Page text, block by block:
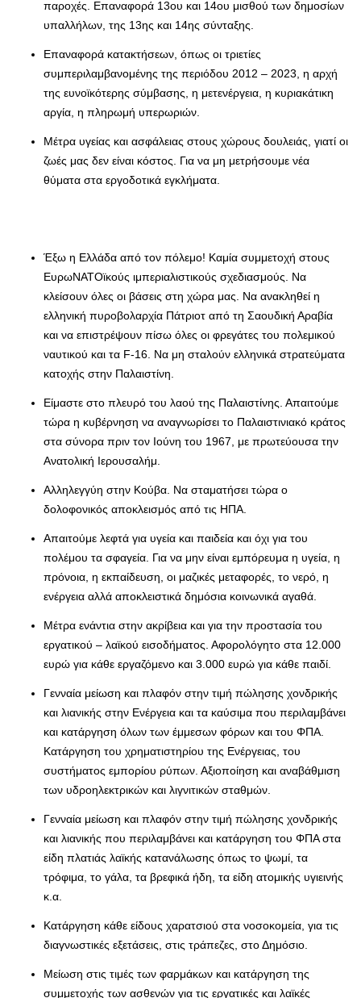
παροχές. Επαναφορά 13ου και 14ου μισθού των δημοσίων
υπαλλήλων, της 13ης και 14ης σύνταξης.
Επαναφορά κατακτήσεων, όπως οι τριετίες
συμπεριλαμβανομένης της περιόδου 2012 – 2023, η αρχή
της ευνοϊκότερης σύμβασης, η μετενέργεια, η κυριακάτικη
αργία, η πληρωμή υπερωριών.
Μέτρα υγείας και ασφάλειας στους χώρους δουλειάς, γιατί οι
ζωές μας δεν είναι κόστος. Για να μη μετρήσουμε νέα
θύματα στα εργοδοτικά εγκλήματα.
Έξω η Ελλάδα από τον πόλεμο! Καμία συμμετοχή στους
ΕυρωΝΑΤΟϊκούς ιμπεριαλιστικούς σχεδιασμούς. Να
κλείσουν όλες οι βάσεις στη χώρα μας. Να ανακληθεί η
ελληνική πυροβολαρχία Πάτριοτ από τη Σαουδική Αραβία
και να επιστρέψουν πίσω όλες οι φρεγάτες του πολεμικού
ναυτικού και τα F-16. Να μη σταλούν ελληνικά στρατεύματα
κατοχής στην Παλαιστίνη.
Είμαστε στο πλευρό του λαού της Παλαιστίνης. Απαιτούμε
τώρα η κυβέρνηση να αναγνωρίσει το Παλαιστινιακό κράτος
στα σύνορα πριν τον Ιούνη του 1967, με πρωτεύουσα την
Ανατολική Ιερουσαλήμ.
Αλληλεγγύη στην Κούβα. Να σταματήσει τώρα ο
δολοφονικός αποκλεισμός από τις ΗΠΑ.
Απαιτούμε λεφτά για υγεία και παιδεία και όχι για του
πολέμου τα σφαγεία. Για να μην είναι εμπόρευμα η υγεία, η
πρόνοια, η εκπαίδευση, οι μαζικές μεταφορές, το νερό, η
ενέργεια αλλά αποκλειστικά δημόσια κοινωνικά αγαθά.
Μέτρα ενάντια στην ακρίβεια και για την προστασία του
εργατικού – λαϊκού εισοδήματος. Αφορολόγητο στα 12.000
ευρώ για κάθε εργαζόμενο και 3.000 ευρώ για κάθε παιδί.
Γενναία μείωση και πλαφόν στην τιμή πώλησης χονδρικής
και λιανικής στην Ενέργεια και τα καύσιμα που περιλαμβάνει
και κατάργηση όλων των έμμεσων φόρων και του ΦΠΑ.
Κατάργηση του χρηματιστηρίου της Ενέργειας, του
συστήματος εμπορίου ρύπων. Αξιοποίηση και αναβάθμιση
των υδροηλεκτρικών και λιγνιτικών σταθμών.
Γενναία μείωση και πλαφόν στην τιμή πώλησης χονδρικής
και λιανικής που περιλαμβάνει και κατάργηση του ΦΠΑ στα
είδη πλατιάς λαϊκής κατανάλωσης όπως το ψωμί, τα
τρόφιμα, το γάλα, τα βρεφικά ήδη, τα είδη ατομικής υγιεινής
κ.α.
Κατάργηση κάθε είδους χαρατσιού στα νοσοκομεία, για τις
διαγνωστικές εξετάσεις, στις τράπεζες, στο Δημόσιο.
Μείωση στις τιμές των φαρμάκων και κατάργηση της
συμμετοχής των ασθενών για τις εργατικές και λαϊκές